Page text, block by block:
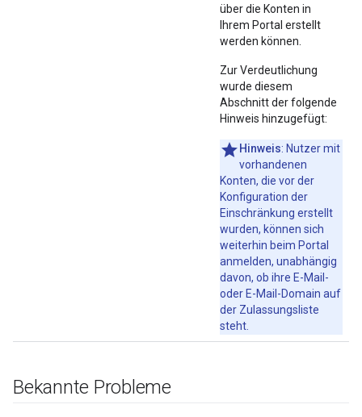
über die Konten in
Ihrem Portal erstellt
werden können.
Zur Verdeutlichung
wurde diesem
Abschnitt der folgende
Hinweis hinzugefügt:
Hinweis: Nutzer mit
vorhandenen
Konten, die vor der
Konfiguration der
Einschränkung erstellt
wurden, können sich
weiterhin beim Portal
anmelden, unabhängig
davon, ob ihre E-Mail-
oder E-Mail-Domain auf
der Zulassungsliste
steht.
Bekannte Probleme